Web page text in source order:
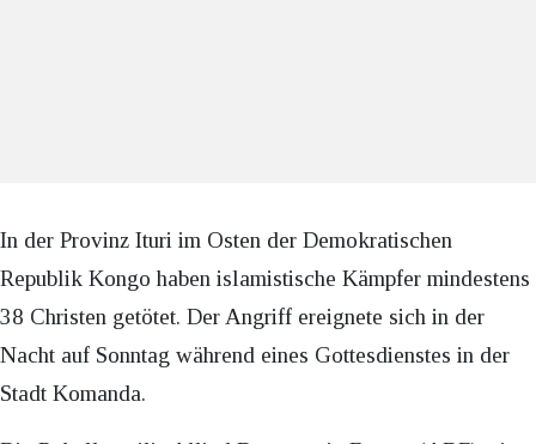
In der Provinz Ituri im Osten der Demokratischen
Republik Kongo haben islamistische Kämpfer mindestens
38 Christen getötet. Der Angriff ereignete sich in der
Nacht auf Sonntag während eines Gottesdienstes in der
Stadt Komanda.